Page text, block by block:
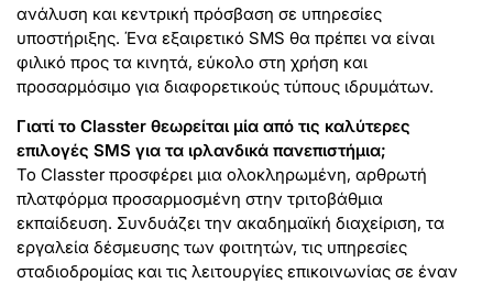
ανάλυση και κεντρική πρόσβαση σε υπηρεσίες
υποστήριξης. Ένα εξαιρετικό SMS θα πρέπει να είναι
φιλικό προς τα κινητά, εύκολο στη χρήση και
προσαρμόσιμο για διαφορετικούς τύπους ιδρυμάτων.
Γιατί το Classter θεωρείται μία από τις καλύτερες
επιλογές SMS για τα ιρλανδικά πανεπιστήμια;
Το Classter προσφέρει μια ολοκληρωμένη, αρθρωτή
πλατφόρμα προσαρμοσμένη στην τριτοβάθμια
εκπαίδευση. Συνδυάζει την ακαδημαϊκή διαχείριση, τα
εργαλεία δέσμευσης των φοιτητών, τις υπηρεσίες
σταδιοδρομίας και τις λειτουργίες επικοινωνίας σε έναν